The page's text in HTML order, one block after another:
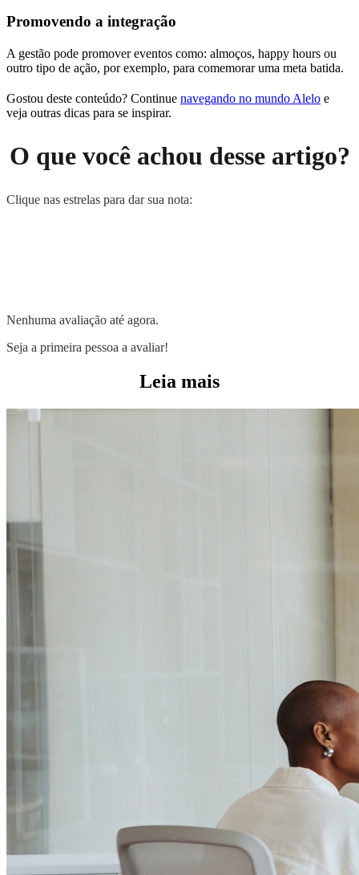
Promovendo a integração
A gestão pode promover eventos como: almoços, happy hours ou
outro tipo de ação, por exemplo, para comemorar uma meta batida.
Gostou deste conteúdo? Continue navegando no mundo Alelo e
veja outras dicas para se inspirar.
O que você achou desse artigo?
Clique nas estrelas para dar sua nota:
Nenhuma avaliação até agora.
Seja a primeira pessoa a avaliar!
Leia mais
Institucional
Código Corporativo de Conduta Ética
Compromisso com o Meio Ambiente
Educação Financeira